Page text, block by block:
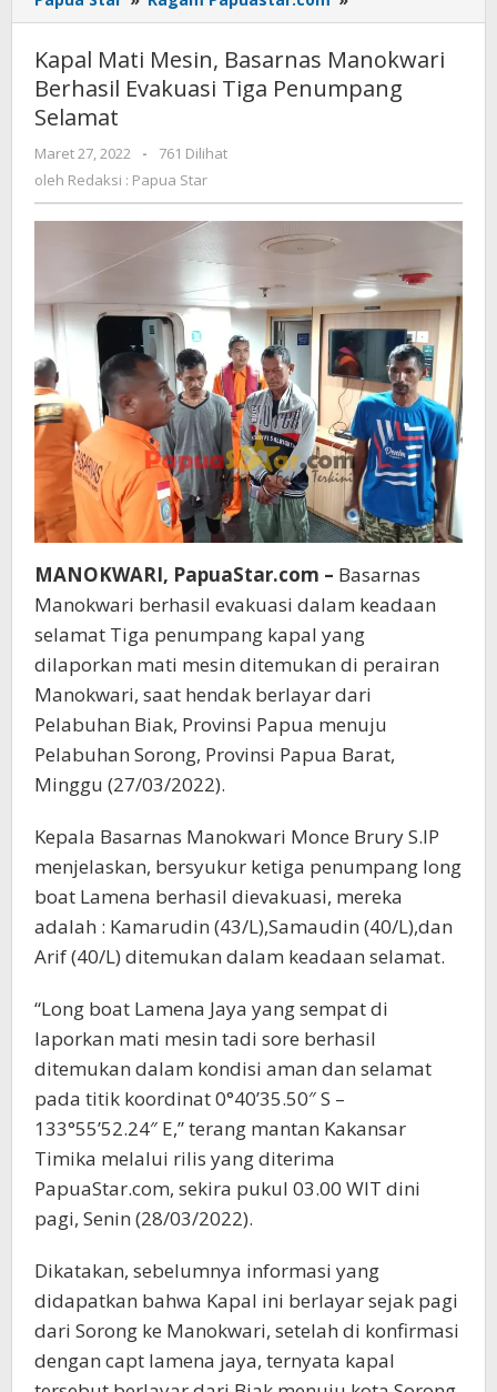
Mati
Basarnas
Manokwari
Selamat
Kapal Mati Mesin, Basarnas Manokwari
Berhasil Evakuasi Tiga Penumpang
Selamat
Maret 27, 2022
oleh
Redaksi
-
761 Dilihat
oleh Redaksi : Papua Star
MANOKWARI, PapuaStar.com – Basarnas
Manokwari berhasil evakuasi dalam keadaan
selamat Tiga penumpang kapal yang
dilaporkan mati mesin ditemukan di perairan
Manokwari, saat hendak berlayar dari
Pelabuhan Biak, Provinsi Papua menuju
Pelabuhan Sorong, Provinsi Papua Barat,
Minggu (27/03/2022).
Kepala Basarnas Manokwari Monce Brury S.IP
menjelaskan, bersyukur ketiga penumpang long
boat Lamena berhasil dievakuasi, mereka
adalah : Kamarudin (43/L),Samaudin (40/L),dan
Arif (40/L) ditemukan dalam keadaan selamat.
“Long boat Lamena Jaya yang sempat di
laporkan mati mesin tadi sore berhasil
ditemukan dalam kondisi aman dan selamat
pada titik koordinat 0°40’35.50″ S –
133°55’52.24″ E,” terang mantan Kakansar
Timika melalui rilis yang diterima
PapuaStar.com, sekira pukul 03.00 WIT dini
pagi, Senin (28/03/2022).
Dikatakan, sebelumnya informasi yang
didapatkan bahwa Kapal ini berlayar sejak pagi
dari Sorong ke Manokwari, setelah di konfirmasi
dengan capt lamena jaya, ternyata kapal